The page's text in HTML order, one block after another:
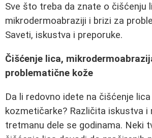
Sve što treba da znate o čišćenju
mikrodermoabraziji i brizi za
Saveti, iskustva i preporuke.
Čišćenje lica,
problematične kože
Da li redovno idete na čišćenje
kozmetičarke? Različita iskustva i
tretmanu dele se godinama. Neki